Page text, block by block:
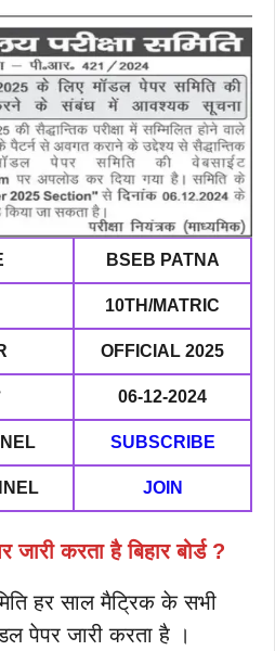
BSEB PATNA
10TH/MATRIC
OFFICIAL 2025
06-12-2024
SUBSCRIBE
JOIN
करता है बिहार बोर्ड ?
हर साल मैट्रिक के सभी
पेपर जारी करता है ।